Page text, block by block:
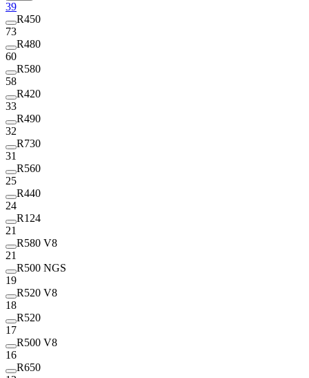
39
R450
73
R480
60
R580
58
R420
33
R490
32
R730
31
R560
25
R440
24
R124
21
R580 V8
21
R500 NGS
19
R520 V8
18
R520
17
R500 V8
16
R650